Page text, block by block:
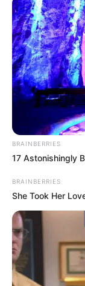
BRAINBERRIES
17 Astonishingly
BRAINBERRIES
She Took Her